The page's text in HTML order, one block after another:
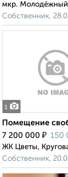
мкр.
Собственник,
1
Помещение
7 200 000 ₽ 150
ЖК Цветы,
Собственник,